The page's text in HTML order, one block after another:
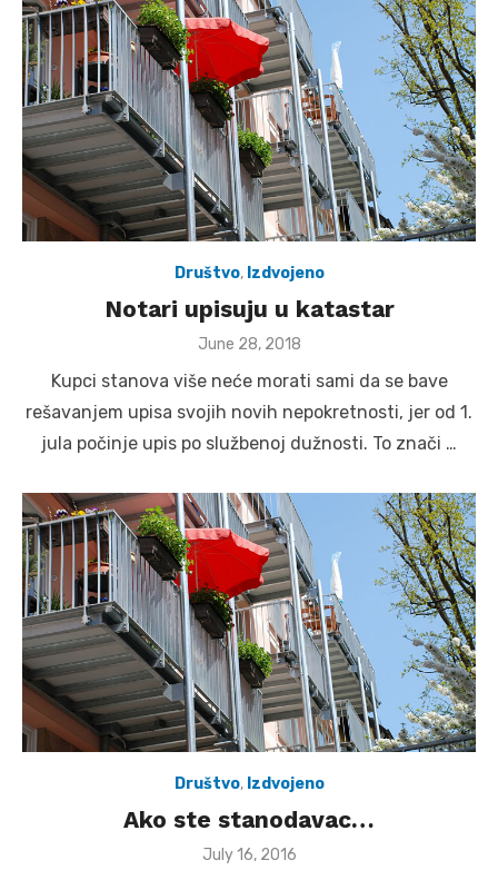
Društvo, Izdvojeno
Notari upisuju u katastar
Posted
June 28, 2018
Kupci stanova više neće morati sami da se bave
rešavanjem upisa svojih novih nepokretnosti, jer od 1.
jula počinje upis po službenoj dužnosti. To znači …
Društvo, Izdvojeno
Ako ste stanodavac…
Posted
July 16, 2016